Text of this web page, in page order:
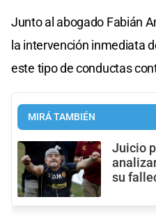
Junto al abogado Fabián
la intervención inmediata
este tipo de conductas
MIRÁ TAMBIÉN
Juicio
su